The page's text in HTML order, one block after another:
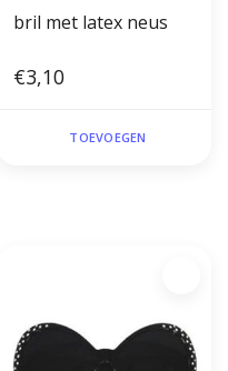
bril met latex neus
€3,10
TOEVOEGEN